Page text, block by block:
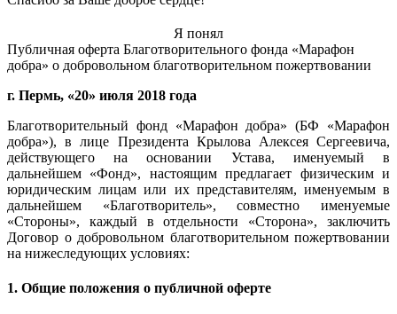
Я понял
Публичная оферта Благотворительного фонда «Марафон
добра» о добровольном благотворительном пожертвовании
г. Пермь, «20» июля 2018 года
Благотворительный фонд «Марафон добра» (БФ «Марафон
добра»), в лице Президента Крылова Алексея Сергеевича,
действующего на основании Устава, именуемый в
дальнейшем «Фонд», настоящим предлагает физическим и
юридическим лицам или их представителям, именуемым в
дальнейшем «Благотворитель», совместно именуемые
«Стороны», каждый в отдельности «Сторона», заключить
Договор о добровольном благотворительном пожертвовании
на нижеследующих условиях:
1. Общие положения о публичной оферте